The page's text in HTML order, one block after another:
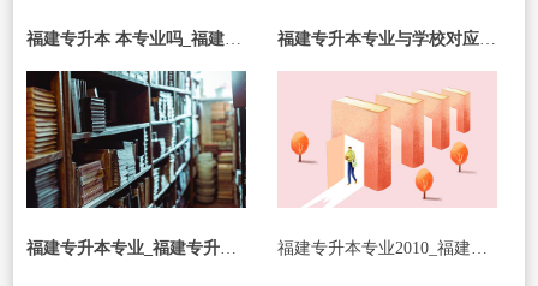
福建专升本 本专业吗_福建专升本 本专业吗可以选吗 福建专升本专业与学校对应_福建专升本专业与学校对应吗
福建专升本专业_福建专升本专业类别